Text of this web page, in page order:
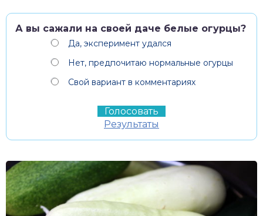
А вы сажали на своей даче белые огурцы?
Да, эксперимент удался
Нет, предпочитаю нормальные огурцы
Свой вариант в комментариях
Результаты